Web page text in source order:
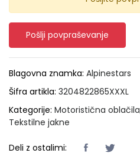
Pošlji povpraševanje
Blagovna znamka: Alpinestars
Šifra artikla: 3204822865XXXL
Kategorije: Motoristična oblačila
Tekstilne jakne
Deli z ostalimi: